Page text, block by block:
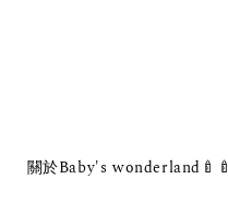
關於Baby's wonderland🍼🍼